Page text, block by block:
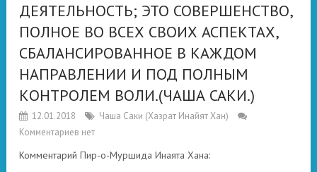
ДЕЯТЕЛЬНОСТЬ; ЭТО СОВЕРШЕНСТВО,
ПОЛНОЕ ВО ВСЕХ СВОИХ АСПЕКТАХ,
СБАЛАНСИРОВАННОЕ В КАЖДОМ
НАПРАВЛЕНИИ И ПОД ПОЛНЫМ
КОНТРОЛЕМ ВОЛИ.(ЧАША САКИ.)
12.01.2018
Чаша Саки (Хазрат Инайят Хан)
Комментариев нет
Комментарий Пир-о-Муршида Инаята Хана: